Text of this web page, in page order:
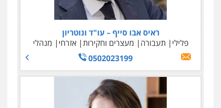
ראיס אבו סייף – עו"ד ונוטריון
פלילי
תעבורה מעצרים וחקירות אזרחי
מנהלי
0502023199